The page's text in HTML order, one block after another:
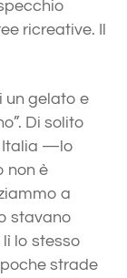
ricreative. Il
un gelato e
Di solito
Italia —lo
non è
a
stavano
lo stesso
strade